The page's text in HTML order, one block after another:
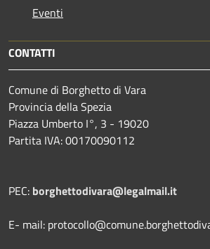
Eventi
CONTATTI
Comune di Borghetto di Vara
Provincia della Spezia
Piazza Umberto I°, 3 - 19020
Partita IVA: 00170090112
PEC: borghettodivara@legalmail.it
E- mail: